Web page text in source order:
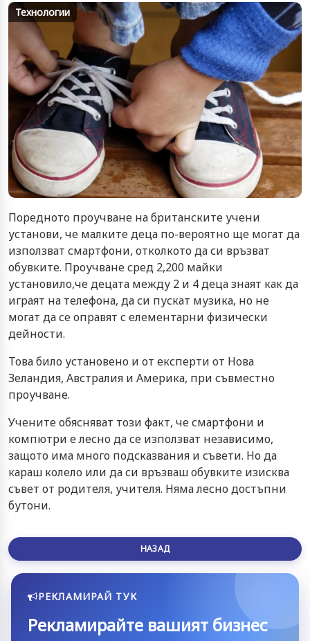
Технологии
Поредното проучване на британските учени
установи, че малките деца по-вероятно ще могат да
използват смартфони, отколкото да си връзват
обувките. Проучване сред 2,200 майки
установило,че децата между 2 и 4 деца знаят как да
играят на телефона, да си пускат музика, но не
могат да се оправят с елементарни физически
дейности.
Това било установено и от експерти от Нова
Зеландия, Австралия и Америка, при съвместно
проучване.
Учените обясняват този факт, че смартфони и
компютри е лесно да се използват независимо,
защото има много подсказвания и съвети. Но да
караш колело или да си връзваш обувките изисква
съвет от родителя, учителя. Няма лесно достъпни
бутони.
НАЗАД
РЕКЛАМИРАЙ ТУК
Рекламирайте вашият бизнес